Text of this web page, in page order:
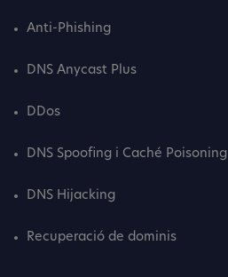
Anti-Phishing
DNS Anycast Plus
DDos
DNS Spoofing i Caché Poisoning
DNS Hijacking
Recuperació de dominis